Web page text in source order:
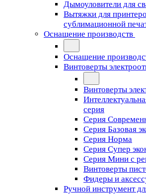
Дымоуловители для
Вытяжки для
сублимационной
Оснащение производств
Оснащение
Винтоверты
Винтоверты
серия
Серия
Серия Базовая
Серия Норма
Серия Cупер
Серия Мини с
Винтоверты
Фидеры и
Ручной инструмент